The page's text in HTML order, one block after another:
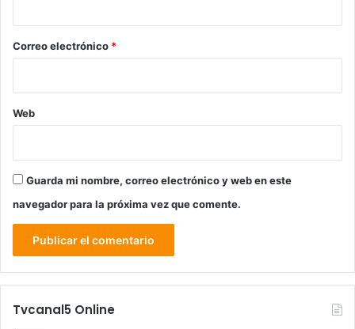
*
Correo electrónico *
Web
Guarda mi nombre, correo electrónico y web en este
navegador para la próxima vez que comente.
Tvcanal5 Online